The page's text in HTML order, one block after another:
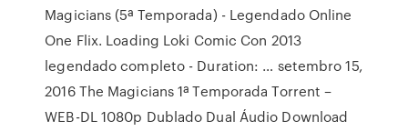
Magicians (5ª Temporada) - Legendado Online
One Flix. Loading Loki Comic Con 2013
legendado completo - Duration: … setembro 15,
2016 The Magicians 1ª Temporada Torrent –
WEB-DL 1080p Dublado Dual Áudio Download